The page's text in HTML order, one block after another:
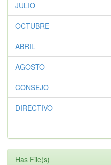
JULIO
OCTUBRE
ABRIL
AGOSTO
CONSEJO
DIRECTIVO
Has File(s)